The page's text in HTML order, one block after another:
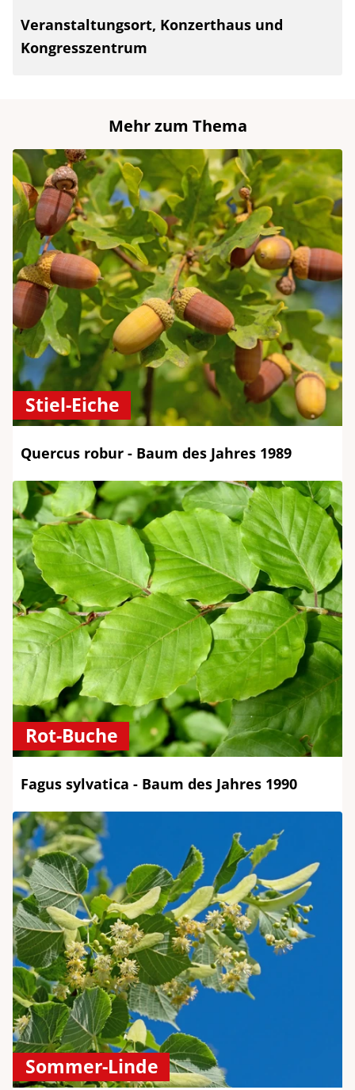
Veranstaltungsort, Konzerthaus und
Kongresszentrum
Mehr zum Thema
Stiel-Eiche
Quercus robur - Baum des Jahres 1989
Rot-Buche
Fagus sylvatica - Baum des Jahres 1990
Sommer-Linde